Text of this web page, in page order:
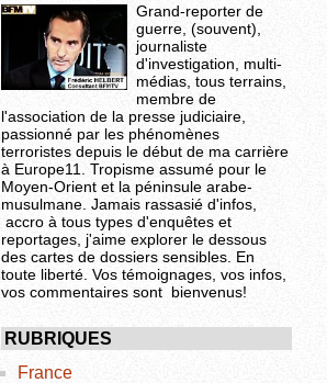
Grand-reporter de
guerre, (souvent),
journaliste
d'investigation, multi-
médias, tous terrains,
membre de
l'association de la presse judiciaire,
passionné par les phénomènes
terroristes depuis le début de ma carrière
à Europe11. Tropisme assumé pour le
Moyen-Orient et la péninsule arabe-
musulmane. Jamais rassasié d'infos,
accro à tous types d'enquêtes et
reportages, j'aime explorer le dessous
des cartes de dossiers sensibles. En
toute liberté. Vos témoignages, vos infos,
vos commentaires sont bienvenus!
RUBRIQUES
France